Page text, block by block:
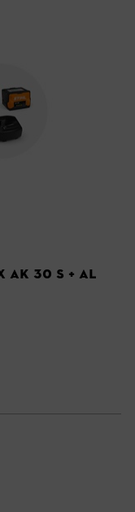
AK 30 S + AL